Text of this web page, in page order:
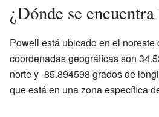
¿Dónde se
Powell está ubicado en el noreste
coordenadas geográficas son
norte y -85.894598 grados de
que está en una zona específica